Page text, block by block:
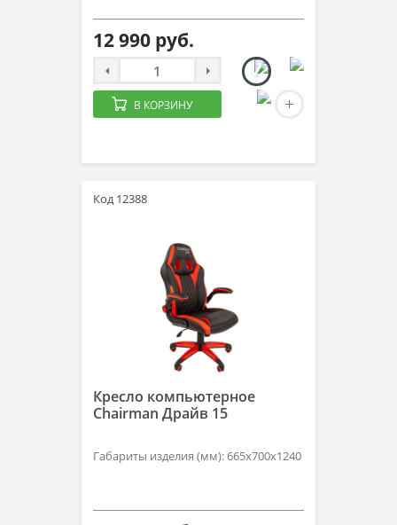
12 990 руб.
В КОРЗИНУ
Код 12388
Кресло компьютерное
Chairman Драйв 15
Габариты изделия (мм): 665x700x1240